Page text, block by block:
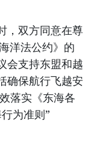
，双方同意在尊
洋法公约》的
会支持东盟和越
确保航行飞越安
落实《东海各
为准则”